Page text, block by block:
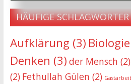
HÄUFIGE SCHLAGWÖRTER
Aufklärung (3) Biologie
Denken (3) der Mensch (2)
(2) Fethullah Gülen (2)